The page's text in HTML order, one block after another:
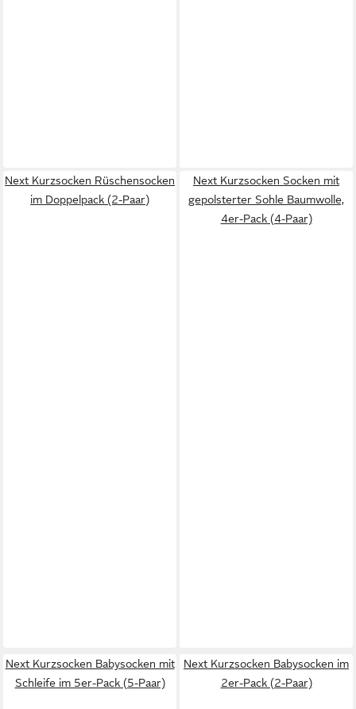
Next Kurzsocken Rüschensocken
im Doppelpack (2-Paar)
Next Kurzsocken Socken mit
gepolsterter Sohle Baumwolle,
4er-Pack (4-Paar)
Next Kurzsocken Babysocken mit
Schleife im 5er-Pack (5-Paar)
Next Kurzsocken Babysocken im
2er-Pack (2-Paar)